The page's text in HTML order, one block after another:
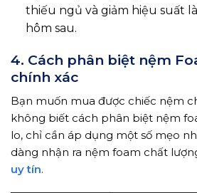
thiếu ngủ và giảm hiệu suất
hôm sau.
4. Cách phân biệt nệm
chính xác
Bạn muốn mua được chiếc nệm
không biết cách phân biệt nệm
lo, chỉ cần áp dụng một số mẹo
dàng nhận ra nệm foam chất
uy tín.